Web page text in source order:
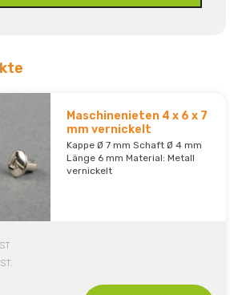
Maschinenieten 4 x 6 x 7
mm vernickelt
Kappe Ø 7 mm Schaft Ø 4 mm
Länge 6 mm Material: Metall
vernickelt